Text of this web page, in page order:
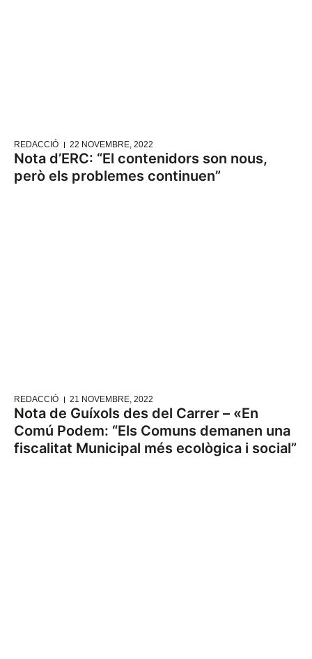
REDACCIÓ 22 NOVEMBRE, 2022
Nota d’ERC: “El contenidors son nous,
però els problemes continuen”
REDACCIÓ 21 NOVEMBRE, 2022
Nota de Guíxols des del Carrer – «En
Comú Podem: “Els Comuns demanen una
fiscalitat Municipal més ecològica i social”